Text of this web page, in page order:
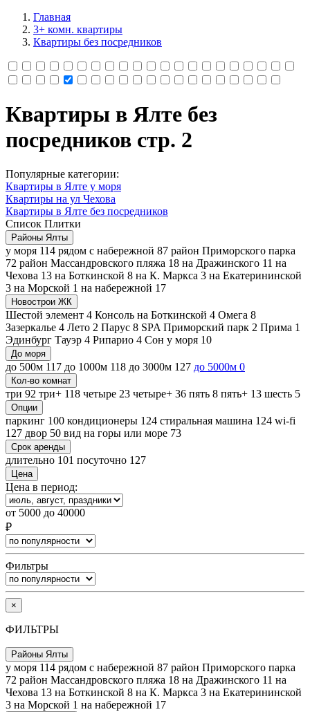
Главная
3+ комн. квартиры
Квартиры без посредников
Квартиры в Ялте без
посредников cтр. 2
Популярные категории:
Квартиры в Ялте у моря
Квартиры на ул Чехова
Квартиры в Ялте без посредников
Список Плитки
Районы Ялты
у моря 114 рядом с набережной 87 район Приморского парка
72 район Массандровского пляжа 18 на Дражинского 11 на
Чехова 13 на Боткинской 8 на К. Маркса 3 на Екатерининской
3 на Морской 1 на набережной 17
Новострои ЖК
Шестой элемент 4 Консоль на Боткинской 4 Омега 8
Зазеркалье 4 Лето 2 Парус 8 SPA Приморский парк 2 Прима 1
Эдинбург Тауэр 4 Рипарио 4 Сон у моря 10
До моря
до 500м 117 до 1000м 118 до 3000м 127 до 5000м 0
Кол-во комнат
три 92 три+ 118 четыре 23 четыре+ 36 пять 8 пять+ 13 шесть 5
Опции
паркинг 100 кондиционеры 124 стиральная машина 124 wi-fi
127 двор 50 вид на горы или море 73
Срок аренды
длительно 101 посуточно 127
Цена
Цена в период:
от 5000 до 40000
₽
Фильтры
×
ФИЛЬТРЫ
Районы Ялты
у моря 114 рядом с набережной 87 район Приморского парка
72 район Массандровского пляжа 18 на Дражинского 11 на
Чехова 13 на Боткинской 8 на К. Маркса 3 на Екатерининской
3 на Морской 1 на набережной 17